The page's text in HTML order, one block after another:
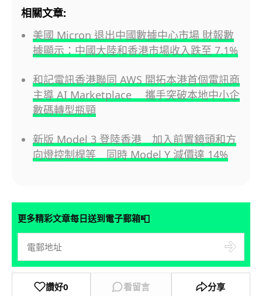
相關文章:
美國 Micron 退出中國數據中心市場 財報數
據顯示：中國大陸和香港市場收入跌至 7.1%
和記電訊香港聯同 AWS 開拓本港首個電訊商
主導 AI Marketplace 攜手突破本地中小企
數碼轉型瓶頸
新版 Model 3 登陸香港 加入前置鏡頭和方
向燈控制桿等 同時 Model Y 減價達 14%
更多精彩文章每日送到電子郵箱📮
讚好0 看留言 分享